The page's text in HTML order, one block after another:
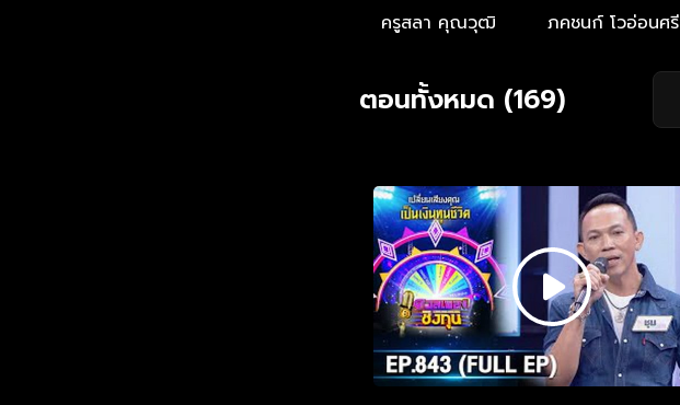
ครูสลา คุณวุฒิ ภคชนก์ โวอ่อนศรี
ตอนทั้งหมด (169)